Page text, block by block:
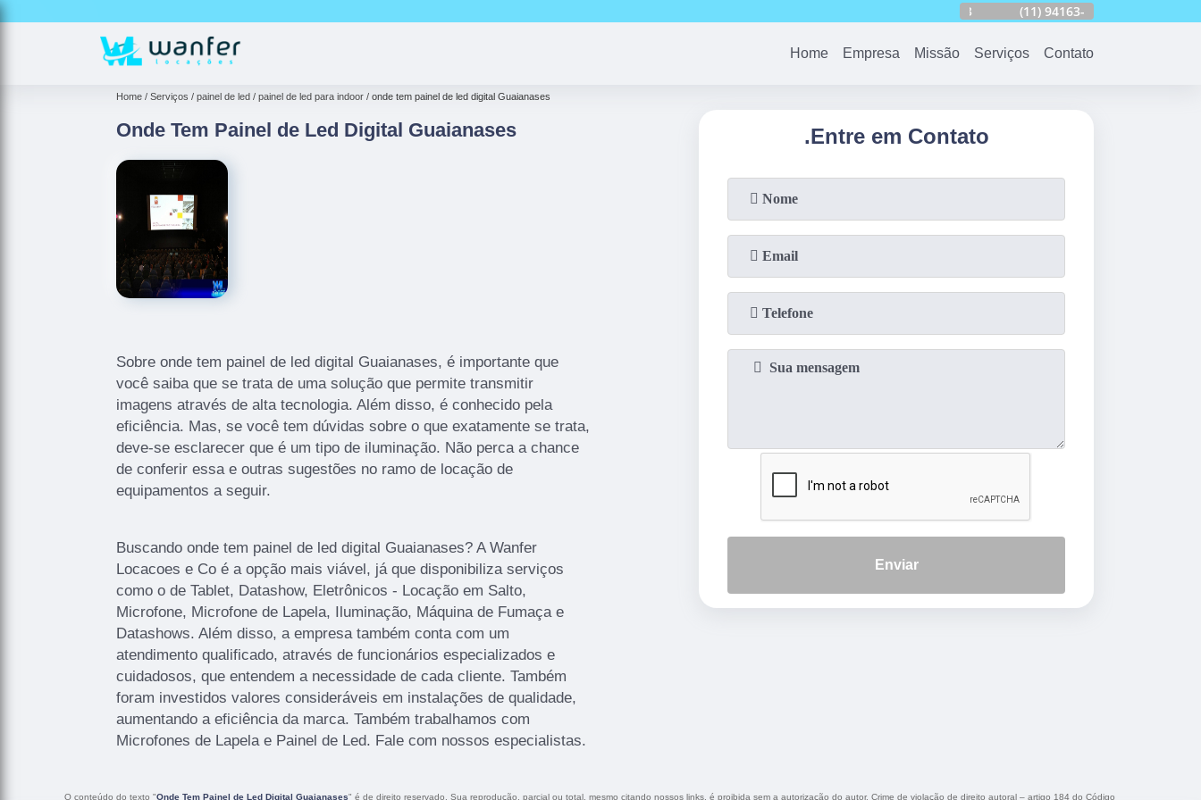
94163-4513
Home Empresa Missão Serviços Contato
Home Serviços painel de led painel de led para indoor onde tem painel de led digital Guaianases
Onde Tem Painel de Led Digital Guaianases
Sobre onde tem painel de led digital Guaianases, é importante que
você saiba que se trata de uma solução que permite transmitir
imagens através de alta tecnologia. Além disso, é conhecido pela
eficiência. Mas, se você tem dúvidas sobre o que exatamente se trata,
deve-se esclarecer que é um tipo de iluminação. Não perca a chance
de conferir essa e outras sugestões no ramo de locação de
equipamentos a seguir.
Buscando onde tem painel de led digital Guaianases? A Wanfer
Locacoes e Co é a opção mais viável, já que disponibiliza serviços
como o de Tablet, Datashow, Eletrônicos - Locação em Salto,
Microfone, Microfone de Lapela, Iluminação, Máquina de Fumaça e
Datashows. Além disso, a empresa também conta com um
atendimento qualificado, através de funcionários especializados e
cuidadosos, que entendem a necessidade de cada cliente. Também
foram investidos valores consideráveis em instalações de qualidade,
aumentando a eficiência da marca. Também trabalhamos com
Microfones de Lapela e Painel de Led. Fale com nossos especialistas.
.Entre em Contato
Enviar
O conteúdo do texto "Onde Tem Painel de Led Digital Guaianases" é de direito reservado. Sua reprodução, parcial ou total, mesmo citando nossos links, é proibida sem a autorização do autor. Crime de violação de direito autoral – artigo 184 do Código